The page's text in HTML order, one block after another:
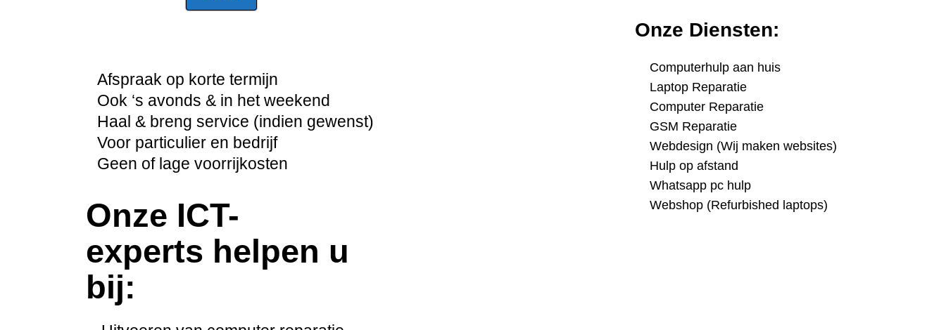
Afspraak op korte termijn
Ook ‘s avonds & in het weekend
Haal & breng service (indien gewenst)
Voor particulier en bedrijf
Geen of lage voorrijkosten
Onze ICT-
experts helpen u
bij:
Onze Diensten:
Computerhulp aan huis
Laptop Reparatie
Computer Reparatie
GSM Reparatie
Webdesign (Wij maken websites)
Hulp op afstand
Whatsapp pc hulp
Webshop (Refurbished laptops)